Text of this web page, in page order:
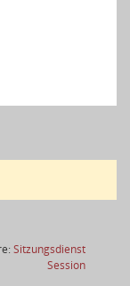
Sitzungsdienst
Session(Wird in